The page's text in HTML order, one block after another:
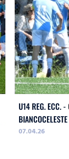
U14 REG. ECC.
TERMINA IN
07.04.26